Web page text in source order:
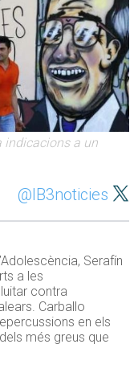
indicacions a un
@IB3noticies
Serafín
a les
contra
Carballo
en els
més greus que